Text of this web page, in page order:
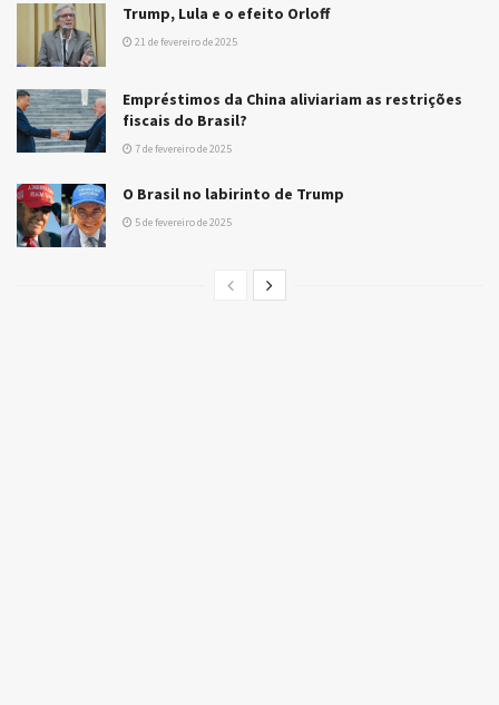
Trump, Lula e o efeito Orloff
21 de fevereiro de 2025
Empréstimos da China aliviariam as restrições
fiscais do Brasil?
7 de fevereiro de 2025
O Brasil no labirinto de Trump
5 de fevereiro de 2025